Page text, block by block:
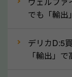
でも高価買取
はWebで簡単
実績」で確認
⑤車内の簡
でも「輸出
デリカD:5
「輸出」